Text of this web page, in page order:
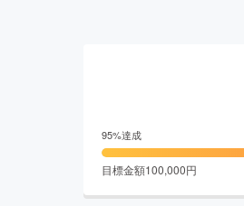
95%達成
目標金額100,000円